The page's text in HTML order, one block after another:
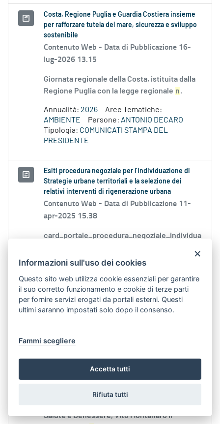
Costa, Regione Puglia e Guardia Costiera insieme
per rafforzare tutela del mare, sicurezza e sviluppo
sostenibile
Contenuto Web - Data di Pubblicazione 16-
lug-2026 13.15
Giornata regionale della Costa, istituita dalla
Regione Puglia con la legge regionale n.
Annualità: 2026
Aree Tematiche:
AMBIENTE
Persone: ANTONIO DECARO
Tipologia: COMUNICATI STAMPA DEL
PRESIDENTE
Esiti procedura negoziale per l’individuazione di
Strategie urbane territoriali e la selezione dei
relativi interventi di rigenerazione urbana
Contenuto Web - Data di Pubblicazione 11-
apr-2025 15.38
card_portale_procedura_negoziale_individua
Giunta Regionalen.
Aree Tematiche:TERRITORIO, MOBILITÀ E
INFRASTRUTTURE
PR 2021-2027:PR 2021-
2027
Urbanistica: URBANISTICA
di Crisi in materia Sanitaria per rafforzare il
Servizio Sanitario Regionale
Contenuto Web -Data di Pubblicazione 24-
lug-2026 15.17
Salute e Benessere, Vito Montanaro Il
×
Informazioni sull'uso dei cookies
Questo sito web utilizza cookie essenziali per garantire
il suo corretto funzionamento e cookie di terze parti
per fornire servizi erogati da portali esterni. Questi
ultimi saranno impostati solo dopo il consenso.
Fammi scegliere
Accetta tutti
Rifiuta tutti